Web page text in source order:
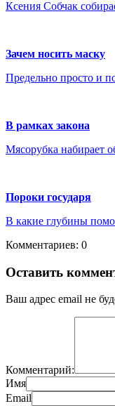
Ксения Собчак
Зачем носить маску
Предельно просто и
В рамках закона
Мясорубка набирает
Пороки государя
В какие глубины
Комментариев: 0
Оставить
Ваш адрес email не
Комментарий:
Имя
Email